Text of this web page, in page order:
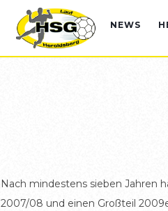
NEWS
Nach mindestens sieben Jahren
2007/08 und einen Großteil